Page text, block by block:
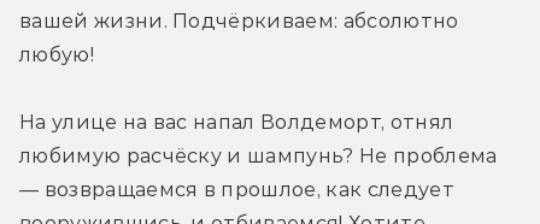
вашей жизни. Подчёркиваем: абсолютно
любую!
На улице на вас напал Волдеморт, отнял
любимую расчёску и шампунь? Не проблема
— возвращаемся в прошлое, как следует